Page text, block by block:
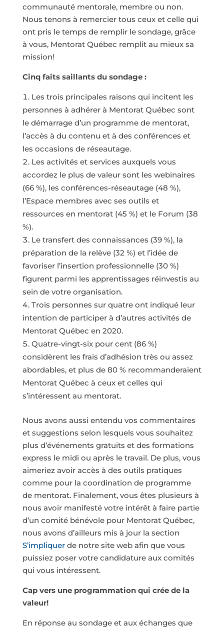
communauté mentorale, membre ou non.
Nous tenons à remercier tous ceux et celle qui
ont pris le temps de remplir le sondage, grâce
à vous, Mentorat Québec remplit au mieux sa
mission!
Cinq faits saillants du sondage :
Les trois principales raisons qui incitent les
personnes à adhérer à Mentorat Québec sont
le démarrage d’un programme de mentorat,
l’accès à du contenu et à des conférences et
les occasions de réseautage.
Les activités et services auxquels vous
accordez le plus de valeur sont les webinaires
(66 %), les conférences-réseautage (48 %),
l’Espace membres avec ses outils et
ressources en mentorat (45 %) et le Forum (38
%).
Le transfert des connaissances (39 %), la
préparation de la relève (32 %) et l’idée de
favoriser l’insertion professionnelle (30 %)
figurent parmi les apprentissages réinvestis au
sein de votre organisation.
Trois personnes sur quatre ont indiqué leur
intention de participer à d’autres activités de
Mentorat Québec en 2020.
Quatre-vingt-six pour cent (86 %)
considèrent les frais d’adhésion très ou assez
abordables, et plus de 80 % recommanderaient
Mentorat Québec à ceux et celles qui
s’intéressent au mentorat.
Nous avons aussi entendu vos commentaires
et suggestions selon lesquels vous souhaitez
plus d’événements gratuits et des formations
express le midi ou après le travail. De plus, vous
aimeriez avoir accès à des outils pratiques
comme pour la coordination de programme
de mentorat. Finalement, vous êtes plusieurs à
nous avoir manifesté votre intérêt à faire partie
d’un comité bénévole pour Mentorat Québec,
nous avons d’ailleurs mis à jour la section
S’impliquerde notre site web afin que vous
puissiez poser votre candidature aux comités
qui vous intéressent.
Cap vers une programmation qui crée de la
valeur!
En réponse au sondage et aux échanges que